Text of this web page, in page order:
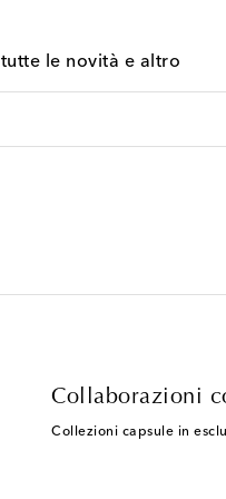
le novità e altro
Collaborazioni
Collezioni capsule in